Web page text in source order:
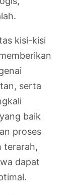
kisi-kisi
serta
baik
proses
terarah,
dapat